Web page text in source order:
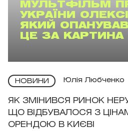
МУЛЬТФІЛЬМ
УКРАЇНИ
ЯКИЙ
ЦЕ ЗА КАРТИНА
НОВИНИ Юлія Любченко
ЯК ЗМІНИВСЯ РИНОК
ЩО ВІДБУВАЛОСЯ З
ОРЕНДОЮ В КИЄВІ